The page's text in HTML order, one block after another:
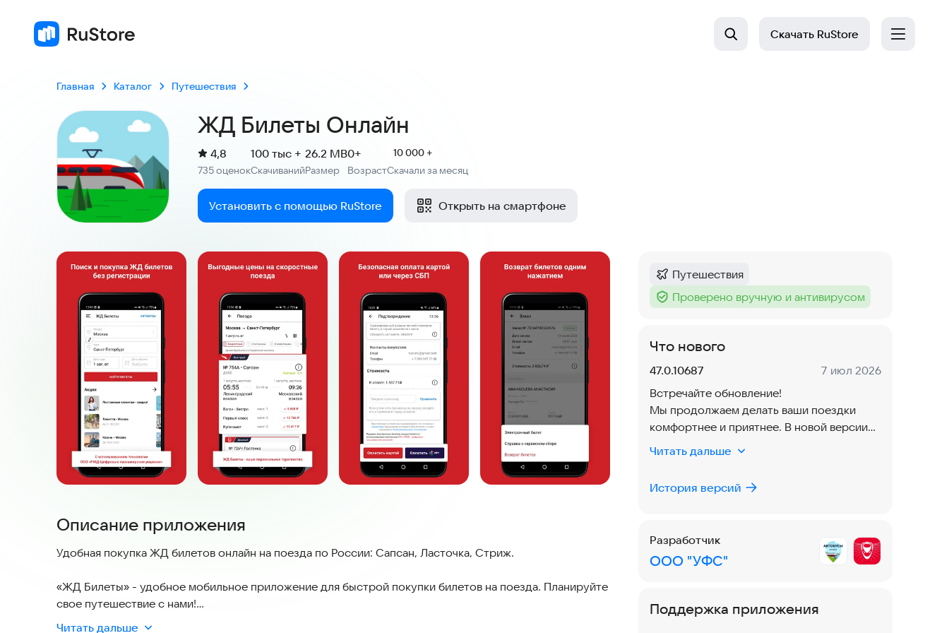
Скачать RuStore
Главная Каталог Путешествия
ЖД Билеты Онлайн
Рейтинг:
4,8
735 оценокСкачиваний
100 тыс +
Размер
26.2 MB
Возраст
0+
10 000 +
Скачали за месяц
Установить с помощью RuStore Открыть на смартфоне
Скриншоты
Описание приложения
Удобная покупка ЖД билетов онлайн на поезда по России: Сапсан, Ласточка, Стриж.
«ЖД Билеты» - удобное мобильное приложение для быстрой покупки билетов на поезда. Планируйте
свое путешествие с нами!
Читать дальше
Категория:
Путешествия
Тег :
Проверено вручную и антивирусом
Что нового
Версия:
47.0.10687 Дата:
7 июл 2026
Встречайте обновление!
Мы продолжаем делать ваши поездки
комфортнее и приятнее. В новой версии
приложения уделили особое внимание
работе с заказами и предзаказами. Теперь
нагляднее. Мы обновили экран связи с
номера заказа и ручного ввода. А ещё
ускорили загрузку данных, чтобы вы не
Читать дальше
История версий
Разработчик
ООО "УФС"
Поддержка приложения